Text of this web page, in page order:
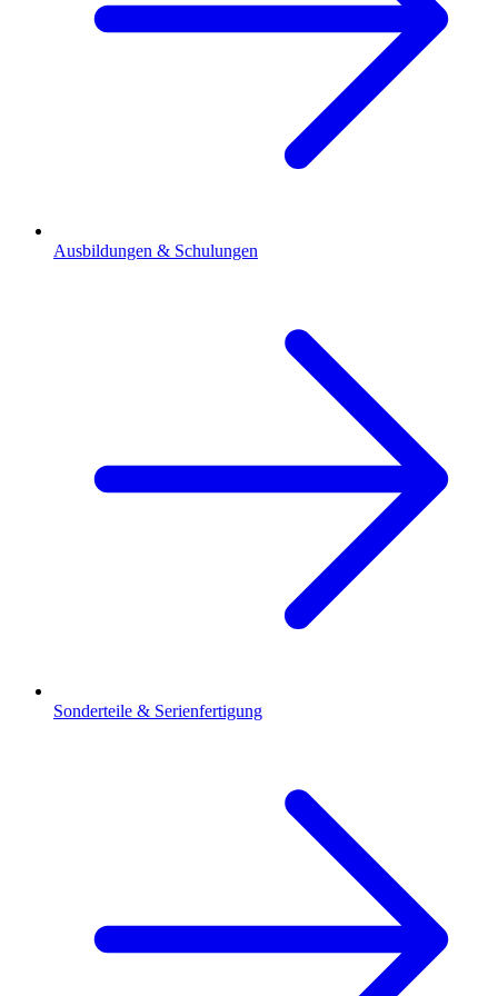
Ausbildungen & Schulungen
Sonderteile & Serienfertigung